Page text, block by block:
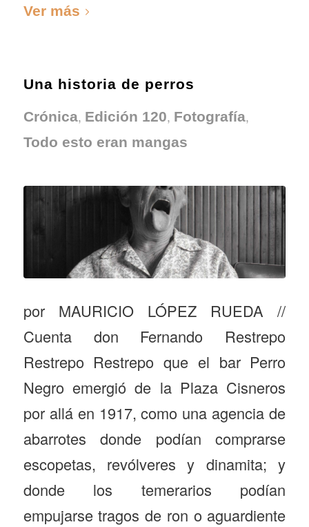
Ver más
Una historia de perros
Crónica, Edición 120, Fotografía,
Todo esto eran mangas
por MAURICIO LÓPEZ RUEDA //
Cuenta don Fernando Restrepo
Restrepo Restrepo que el bar Perro
Negro emergió de la Plaza Cisneros
por allá en 1917, como una agencia de
abarrotes donde podían comprarse
escopetas, revólveres y dinamita; y
donde los temerarios podían
empujarse tragos de ron o aguardiente